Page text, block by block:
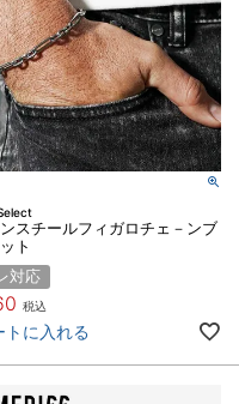
スチールフィガロチェ－ンブ
ト
対応
税込
トに入れる